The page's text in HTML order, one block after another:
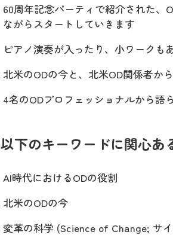
60周年記念パーティで紹介された、
ながらスタートしていきます
ピアノ演奏が入ったり、小ワークも
北米のODの今と、北米OD関係者か
4名のODプロフェッショナルから語
以下のキーワードに関心あ
AI時代におけるODの役割
北米のODの今
変革の科学 (Science of Change; サ